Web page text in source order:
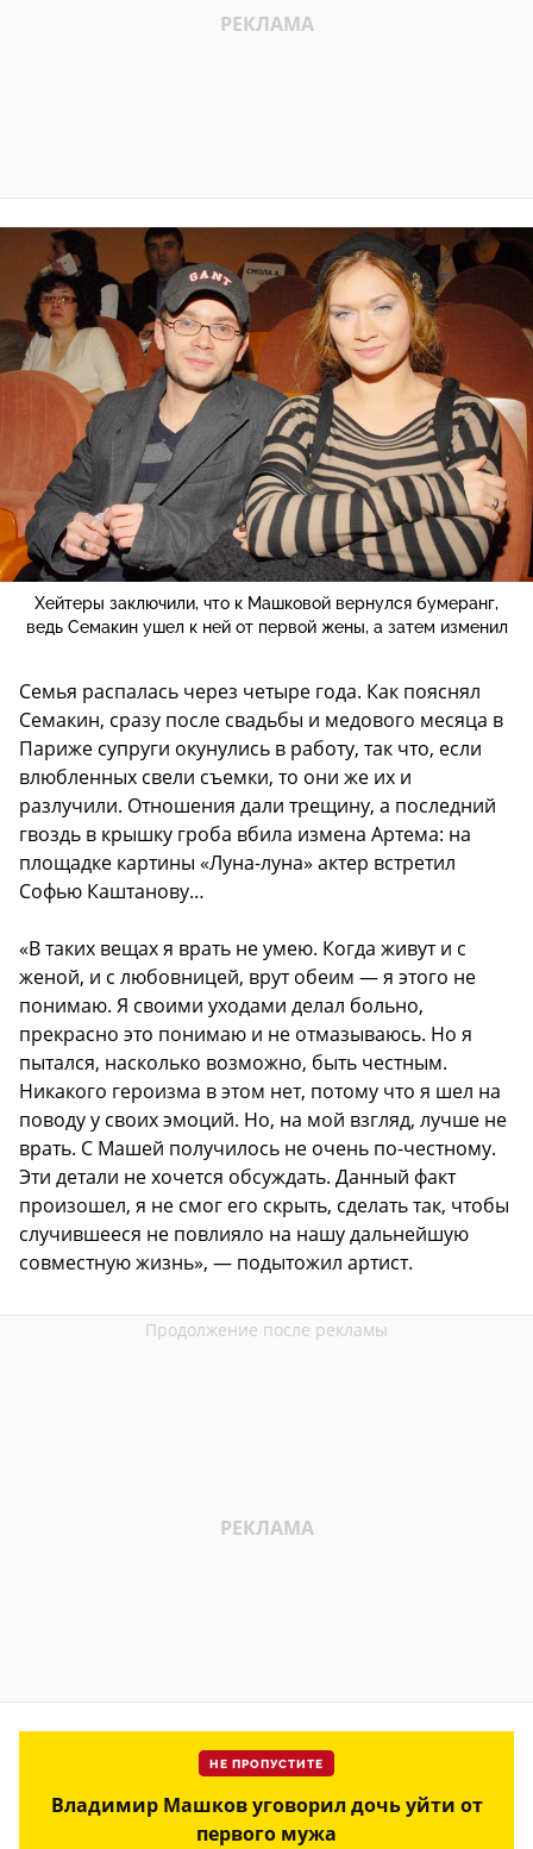
Хейтеры заключили, что к Машковой вернулся бумеранг,
ведь Семакин ушел к ней от первой жены, а затем изменил
Семья распалась через четыре года. Как пояснял
Семакин, сразу после свадьбы и медового месяца в
Париже супруги окунулись в работу, так что, если
влюбленных свели съемки, то они же их и
разлучили. Отношения дали трещину, а последний
гвоздь в крышку гроба вбила измена Артема: на
площадке картины «Луна-луна» актер встретил
Софью Каштанову…
«В таких вещах я врать не умею. Когда живут и с
женой, и с любовницей, врут обеим — я этого не
понимаю. Я своими уходами делал больно,
прекрасно это понимаю и не отмазываюсь. Но я
пытался, насколько возможно, быть честным.
Никакого героизма в этом нет, потому что я шел на
поводу у своих эмоций. Но, на мой взгляд, лучше не
врать. С Машей получилось не очень по-честному.
Эти детали не хочется обсуждать. Данный факт
произошел, я не смог его скрыть, сделать так, чтобы
случившееся не повлияло на нашу дальнейшую
совместную жизнь», — подытожил артист.
НЕ ПРОПУСТИТЕ
Владимир Машков уговорил дочь уйти от
первого мужа